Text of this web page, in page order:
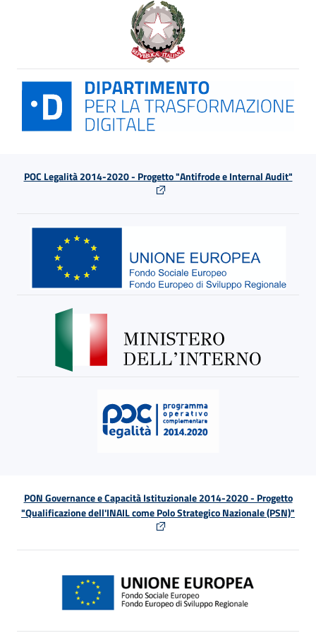
POC Legalità 2014-2020 - Progetto "Antifrode e Internal Audit"
PON Governance e Capacità Istituzionale 2014-2020 - Progetto
"Qualificazione dell'INAIL come Polo Strategico Nazionale (PSN)"